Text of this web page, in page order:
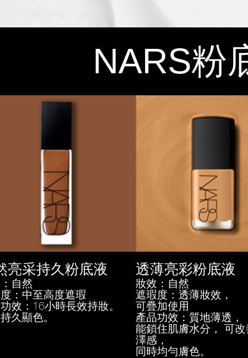
NARS粉
亮采持久粉底液
自然
：中至高度遮瑕
效：16小時長效持妝。
久顯色。
透薄亮彩粉底液
妝效：自然
遮瑕度：透薄妝效，
可疊加使用
產品功效：質地薄透，
能鎖住肌膚水分， 可
澤感，
同時均勻膚色。